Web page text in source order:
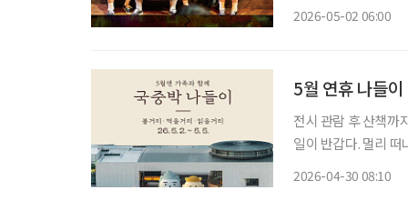
2026-05-02 06:00
5월 연휴 나들
전시 관람 후 산책까지, 가족과 함
일이 반갑다. 멀리
2026-04-30 08:10